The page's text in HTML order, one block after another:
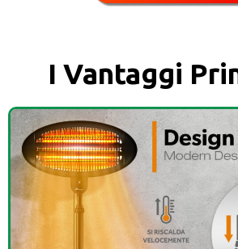
I Vantaggi